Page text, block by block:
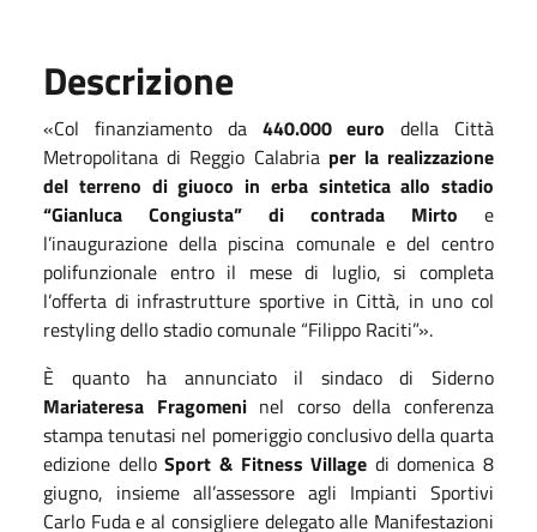
Descrizione
«Col finanziamento da 440.000 euro della Città
Metropolitana di Reggio Calabria per la realizzazione
del terreno di giuoco in erba sintetica allo stadio
“Gianluca Congiusta” di contrada Mirto e
l’inaugurazione della piscina comunale e del centro
polifunzionale entro il mese di luglio, si completa
l’offerta di infrastrutture sportive in Città, in uno col
restyling dello stadio comunale “Filippo Raciti”».
È quanto ha annunciato il sindaco di Siderno
Mariateresa Fragomeninel corso della conferenza
stampa tenutasi nel pomeriggio conclusivo della quarta
edizione delloSport & Fitness Village di domenica 8
giugno, insieme all’assessore agli Impianti Sportivi
Carlo Fuda e al consigliere delegato alle Manifestazioni